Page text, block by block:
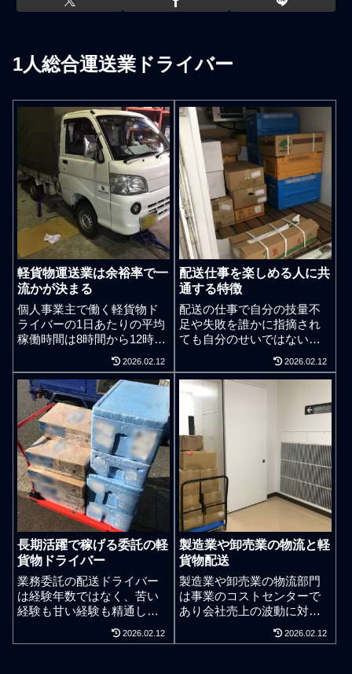
1人総合運送業ドライバー
軽貨物運送業は余裕率で一
流かが決まる
個人事業主で働く軽貨物ド
ライバーの1日あたりの平均
稼働時間は8時間から12時
間。働いた分だけ稼げるだ
とか間抜けなことを言う利
用運送のピンハネ軽貨物配
送会社に煽られ、余裕率の
時間を自己認識せずに勢い
任せで仕事をし続けていて
も個人事業ドライバーの業
績はやがて頭打ちとなる。
我慢、努力、苦労。軽貨物
ドライバーの仕事を個人事
業主で請負して働いている
人の多くが、過去の前職に
おいて仕事上での我慢で失
敗したり、努力で失敗した
り、苦労で失敗したり、そ
ういった経験を持っている
と考えられます。学歴を持
ち、新卒で軽貨物ドライバ
開業ドライバーになったと
2026.02.12
配送仕事を楽しめる人に共
通する特徴
配送の仕事で自分の技量不
足や失敗を誰かに指摘され
ても自分のせいではないと
か失敗を謝罪する必要はな
いという態度を取ってしま
い失敗や落ち度を正当化し
ようとする軽貨物ドライバ
ーは評価を必ず下げる。謙
虚さと余裕が大事。雇われ
の軽貨物ドライバーのよう
に1日中ずっと仕事に追われ
ていると感じる人は仕事や
取引を感謝して楽しむ能力
や余裕がなく、身体ストレ
ス、神経ストレス、精神ス
トレス、のレベルは高まる
ばかりである。とは言え、
雇われではない業務請負で
働いている個人事業主ドラ
イバーの場合は仕事に追わ
れてなんぼであり、忙しさ
ある。業務請負ドライバー
2026.02.12
長期活躍で稼げる委託の軽
貨物ドライバー
業務委託の配送ドライバー
は経験年数ではなく、苦い
経験も甘い経験も精通して
いるからこそ、長期活躍し
て稼げるようになる。ドラ
2026.02.12
製造業や卸売業の物流と軽
貨物配送
製造業や卸売業の物流部門
は事業のコストセンターで
あり会社売上の波動に対応
できる物流体制作りが営業
部門の計画性を高める。鋭
2026.02.12